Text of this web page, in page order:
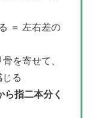
＝ 左右差の
を寄せて、
る
指二本分く